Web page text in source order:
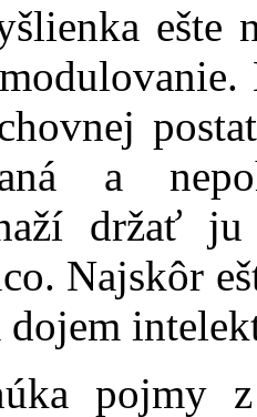
ešte
a
držať
Najskôr
pojmy